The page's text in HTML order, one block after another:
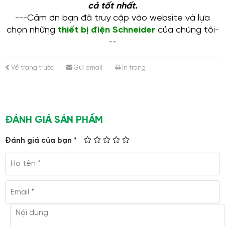
cả tốt nhất.
---Cảm ơn bạn đã truy cập vào website và lựa
chọn những thiết bị điện Schneider của chúng tôi-
--
Về trang trước Gửi email In trang
ĐÁNH GIÁ SẢN PHẨM
Đánh giá của bạn *